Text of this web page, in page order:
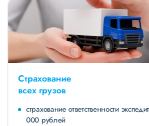
Страхование
всех грузов
страхование ответственности
000 рублей